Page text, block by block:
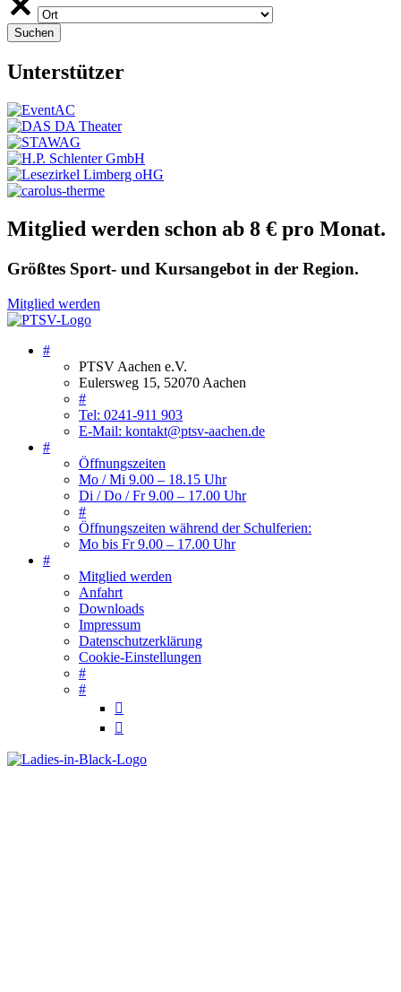
Unterstützer
Mitglied werden schon ab 8 € pro Monat.
Größtes Sport- und Kursangebot in der Region.
Mitglied werden
#
PTSV Aachen e.V.
Eulersweg 15, 52070 Aachen
#
Tel: 0241-911 903
E-Mail: kontakt@ptsv-aachen.de
#
Öffnungszeiten
Mo / Mi 9.00 – 18.15 Uhr
Di / Do / Fr 9.00 – 17.00 Uhr
#
Öffnungszeiten während der Schulferien:
Mo bis Fr 9.00 – 17.00 Uhr
#
Mitglied werden
Anfahrt
Downloads
Impressum
Datenschutzerklärung
Cookie-Einstellungen
#
#

